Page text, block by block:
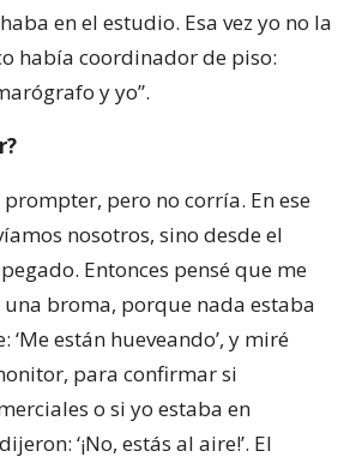
en el estudio. Esa vez yo no la
había coordinador de piso:
y yo”.
prompter, pero no corría. En ese
nosotros, sino desde el
Entonces pensé que me
broma, porque nada estaba
están hueveando’, y miré
para confirmar si
o si yo estaba en
‘¡No, estás al aire!’. El